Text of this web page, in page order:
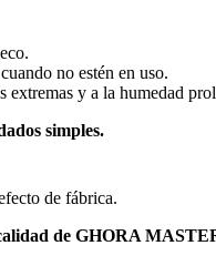
no estén en uso.
extremas y a la humedad
simples.
de fábrica.
de GHORA